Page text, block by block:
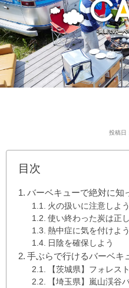
投稿日
目次
バーベキューで絶対に知
火の扱いに注意しよう
使い終わった炭は正
熱中症に気を付けよう
日陰を確保しよう
手ぶらで行けるバーベキ
【茨城県】フォレス
【埼玉県】嵐山渓谷